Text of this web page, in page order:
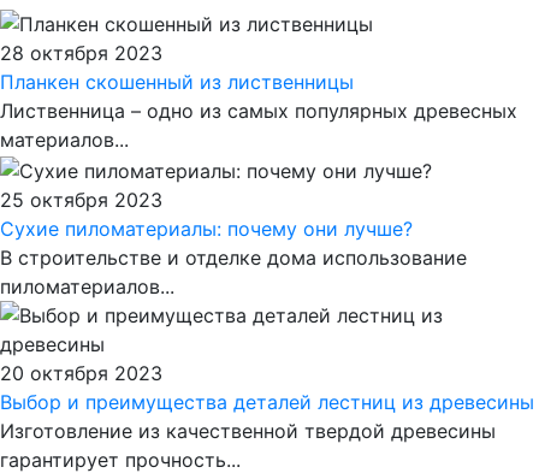
28 октября 2023
Планкен скошенный из лиственницы
Лиственница – одно из самых популярных древесных
материалов...
25 октября 2023
Сухие пиломатериалы: почему они лучше?
В строительстве и отделке дома использование
пиломатериалов...
20 октября 2023
Выбор и преимущества деталей лестниц из древесины
Изготовление из качественной твердой древесины
гарантирует прочность...